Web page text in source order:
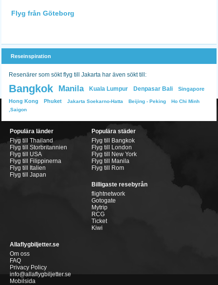
Flyg från Göteborg
Reseinspiration
Resenärer som sökt flyg till Jakarta har även sökt till:
Bangkok Manila Kuala Lumpur Denpasar Bali Singapore
Hong Kong Phuket Jakarta Soekarno-Hatta Beijing - Peking
Ho Chi Minh
,Saigon
Populära länder
Flyg till Thailand
Flyg till Storbritannien
Flyg till USA
Flyg till Filippinerna
Flyg till Italien
Flyg till Japan
Populära städer
Flyg till Bangkok
Flyg till London
Flyg till New York
Flyg till Manila
Flyg till Rom
Billigaste resebyrån
flightnetwork
Gotogate
Mytrip
RCG
Ticket
Kiwi
Allaflygbiljetter.se
Om oss
FAQ
Privacy Policy
info@allaflygbiljetter.se
Mobilsida